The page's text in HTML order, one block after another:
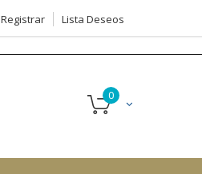
Registrar
Lista Deseos